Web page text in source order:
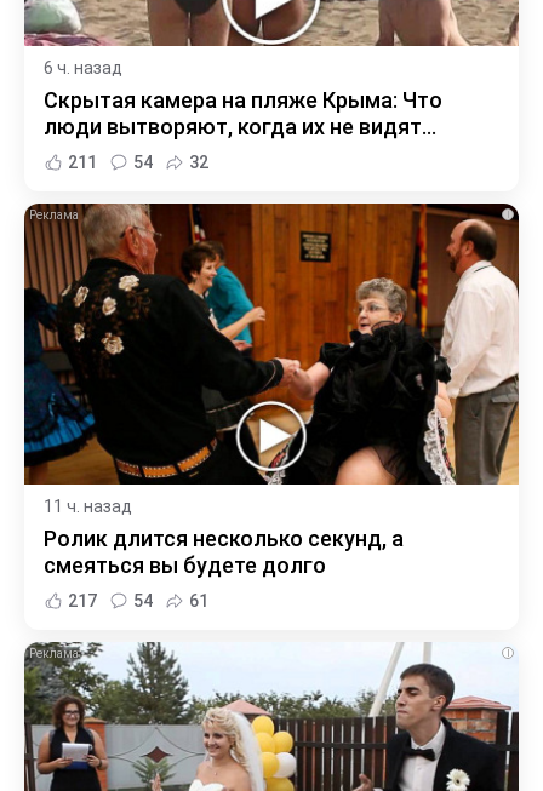
6 ч. назад
Скрытая камера на пляже Крыма: Что
люди вытворяют, когда их не видят...
211 54 32
i
11 ч. назад
Ролик длится несколько секунд, а
смеяться вы будете долго
217 54 61
i